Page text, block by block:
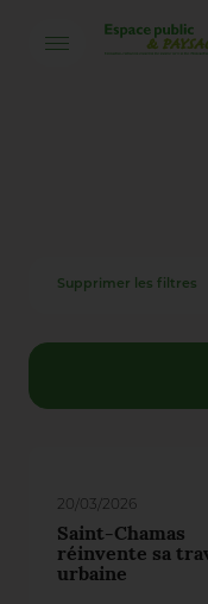
Supprimer les filtres
20/03/2026
Saint-Chamas
réinvente sa
urbaine